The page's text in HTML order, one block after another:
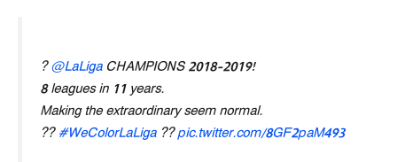
?@LaLigaCHAMPIONS 2018-2019!
8 leagues in 11 years.
Making the extraordinary seem normal.
??#WeColorLaLiga??pic.twitter.com/8GF2paM493